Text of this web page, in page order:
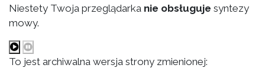
Niestety Twoja przeglądarka nie obsługuje syntezy
mowy.
To jest archiwalna wersja strony zmienionej: